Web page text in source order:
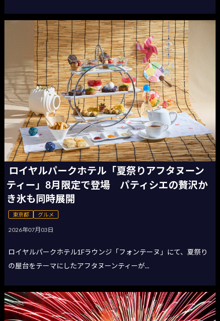
ロイヤルパークホテル「夏祭りアフタヌーン
ティー」8月限定で登場 パティシエの贅沢か
き氷も同時展開
東京都 グルメ
2026年07月03日
ロイヤルパークホテル1Fラウンジ「フォンテーヌ」にて、夏祭り
の屋台をテーマにしたアフタヌーンティーが...